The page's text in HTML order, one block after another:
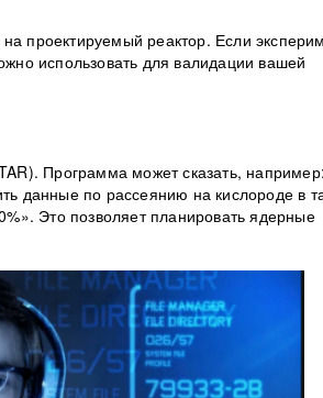
проектируемый реактор. Если
использовать для валидации вашей
Программа может сказать, например:
данные по рассеянию на кислороде в
Это позволяет планировать ядерные